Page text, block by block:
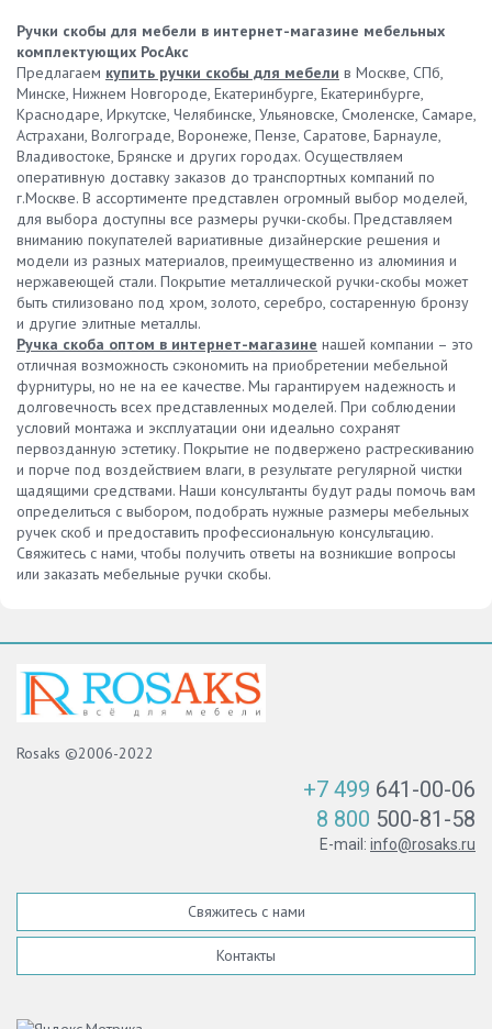
Ручки скобы для мебели в интернет-магазине мебельных
комплектующих РосАкс
Предлагаем купить ручки скобы для мебели в Москве, СПб,
Минске, Нижнем Новгороде, Екатеринбурге, Екатеринбурге,
Краснодаре, Иркутске, Челябинске, Ульяновске, Смоленске, Самаре,
Астрахани, Волгограде, Воронеже, Пензе, Саратове, Барнауле,
Владивостоке, Брянске и других городах. Осуществляем
оперативную доставку заказов до транспортных компаний по
г.Москве. В ассортименте представлен огромный выбор моделей,
для выбора доступны все размеры ручки-скобы. Представляем
вниманию покупателей вариативные дизайнерские решения и
модели из разных материалов, преимущественно из алюминия и
нержавеющей стали. Покрытие металлической ручки-скобы может
быть стилизовано под хром, золото, серебро, состаренную бронзу
и другие элитные металлы.
Ручка скоба оптом в интернет-магазине нашей компании – это
отличная возможность сэкономить на приобретении мебельной
фурнитуры, но не на ее качестве. Мы гарантируем надежность и
долговечность всех представленных моделей. При соблюдении
условий монтажа и эксплуатации они идеально сохранят
первозданную эстетику. Покрытие не подвержено растрескиванию
и порче под воздействием влаги, в результате регулярной чистки
щадящими средствами. Наши консультанты будут рады помочь вам
определиться с выбором, подобрать нужные размеры мебельных
ручек скоб и предоставить профессиональную консультацию.
Свяжитесь с нами, чтобы получить ответы на возникшие вопросы
или заказать мебельные ручки скобы.
Rosaks ©2006-2022
+7 499 641-00-06
8 800 500-81-58
E-mail: info@rosaks.ru
Свяжитесь с нами
Контакты